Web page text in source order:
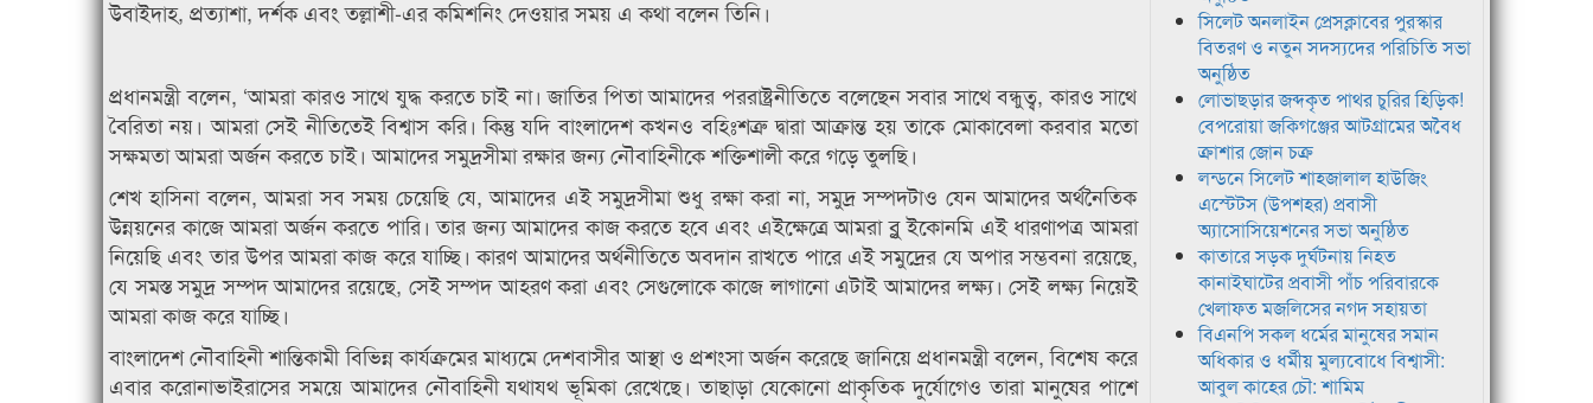
উবাইদাহ, প্রত্যাশা, দর্শক এবং তল্লাশী-এর কমিশনিং দেওয়ার সময় এ কথা বলেন তিনি।
প্রধানমন্ত্রী বলেন, ‘আমরা কারও সাথে যুদ্ধ করতে চাই না। জাতির পিতা আমাদের পররাষ্ট্রনীতিতে বলেছেন সবার সাথে বন্ধুত্ব, কারও সাথে
বৈরিতা নয়। আমরা সেই নীতিতেই বিশ্বাস করি। কিন্তু যদি বাংলাদেশ কখনও বহিঃশত্রু দ্বারা আক্রান্ত হয় তাকে মোকাবেলা করবার মতো
সক্ষমতা আমরা অর্জন করতে চাই। আমাদের সমুদ্রসীমা রক্ষার জন্য নৌবাহিনীকে শক্তিশালী করে গড়ে তুলছি।
শেখ হাসিনা বলেন, আমরা সব সময় চেয়েছি যে, আমাদের এই সমুদ্রসীমা শুধু রক্ষা করা না, সমুদ্র সম্পদটাও যেন আমাদের অর্থনৈতিক
উন্নয়নের কাজে আমরা অর্জন করতে পারি। তার জন্য আমাদের কাজ করতে হবে এবং এইক্ষেত্রে আমরা ব্লু ইকোনমি এই ধারণাপত্র আমরা
নিয়েছি এবং তার উপর আমরা কাজ করে যাচ্ছি। কারণ আমাদের অর্থনীতিতে অবদান রাখতে পারে এই সমুদ্রের যে অপার সম্ভবনা রয়েছে,
যে সমস্ত সমুদ্র সম্পদ আমাদের রয়েছে, সেই সম্পদ আহরণ করা এবং সেগুলোকে কাজে লাগানো এটাই আমাদের লক্ষ্য। সেই লক্ষ্য নিয়েই
আমরা কাজ করে যাচ্ছি।
বাংলাদেশ নৌবাহিনী শান্তিকামী বিভিন্ন কার্যক্রমের মাধ্যমে দেশবাসীর আস্থা ও প্রশংসা অর্জন করেছে জানিয়ে প্রধানমন্ত্রী বলেন, বিশেষ করে
এবার করোনাভাইরাসের সময়ে আমাদের নৌবাহিনী যথাযথ ভূমিকা রেখেছে। তাছাড়া যেকোনো প্রাকৃতিক দুর্যোগেও তারা মানুষের পাশে
সিলেট অনলাইন প্রেসক্লাবের পুরস্কার
বিতরণ ও নতুন সদস্যদের পরিচিতি সভা
অনুষ্ঠিত
লোভাছড়ার জব্দকৃত পাথর চুরির হিড়িক!
বেপরোয়া জকিগঞ্জের আটগ্রামের অবৈধ
ক্রাশার জোন চক্র
লন্ডনে সিলেট শাহজালাল হাউজিং
এস্টেটস (উপশহর) প্রবাসী
অ্যাসোসিয়েশনের সভা অনুষ্ঠিত
কাতারে সড়ক দুর্ঘটনায় নিহত
কানাইঘাটের প্রবাসী পাঁচ পরিবারকে
খেলাফত মজলিসের নগদ সহায়তা
বিএনপি সকল ধর্মের মানুষের সমান
অধিকার ও ধর্মীয় মুল্যবোধে বিশ্বাসী:
আবুল কাহের চৌ: শামিম